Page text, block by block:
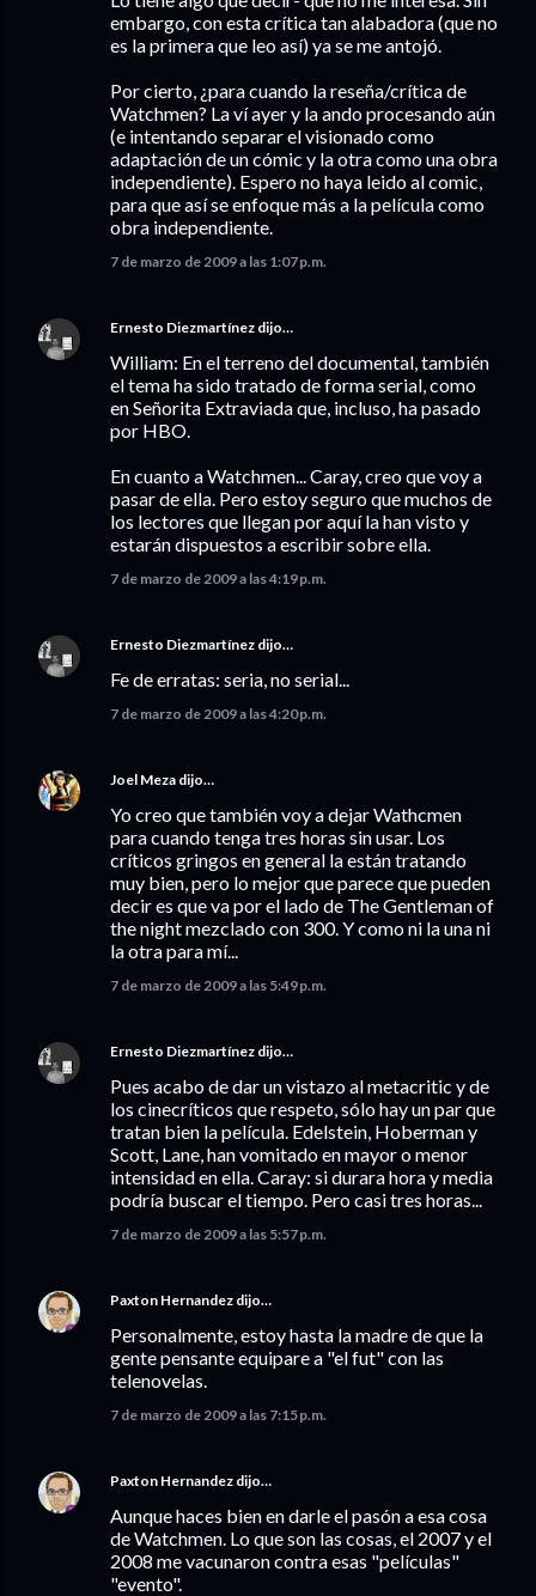
embargo, con esta crítica tan alabadora (que no
es la primera que leo así) ya se me antojó.
Por cierto, ¿para cuando la reseña/crítica de
Watchmen? La ví ayer y la ando procesando aún
(e intentando separar el visionado como
adaptación de un cómic y la otra como una obra
independiente). Espero no haya leido al comic,
para que así se enfoque más a la película como
obra independiente.
7 de marzo de 2009 a las 1:07 p.m.
Ernesto Diezmartínez dijo…
William: En el terreno del documental, también
el tema ha sido tratado de forma serial, como
en Señorita Extraviada que, incluso, ha pasado
por HBO.
En cuanto a Watchmen... Caray, creo que voy a
pasar de ella. Pero estoy seguro que muchos de
los lectores que llegan por aquí la han visto y
estarán dispuestos a escribir sobre ella.
7 de marzo de 2009 a las 4:19 p.m.
Ernesto Diezmartínez dijo…
Fe de erratas: seria, no serial...
7 de marzo de 2009 a las 4:20 p.m.
Joel Meza dijo…
Yo creo que también voy a dejar Wathcmen
para cuando tenga tres horas sin usar. Los
críticos gringos en general la están tratando
muy bien, pero lo mejor que parece que pueden
decir es que va por el lado de The Gentleman of
the night mezclado con 300. Y como ni la una ni
la otra para mí...
7 de marzo de 2009 a las 5:49 p.m.
Ernesto Diezmartínez dijo…
Pues acabo de dar un vistazo al metacritic y de
los cinecríticos que respeto, sólo hay un par que
tratan bien la película. Edelstein, Hoberman y
Scott, Lane, han vomitado en mayor o menor
intensidad en ella. Caray: si durara hora y media
podría buscar el tiempo. Pero casi tres horas...
7 de marzo de 2009 a las 5:57 p.m.
Paxton Hernandez dijo…
Personalmente, estoy hasta la madre de que la
gente pensante equipare a "el fut" con las
telenovelas.
7 de marzo de 2009 a las 7:15 p.m.
Paxton Hernandez dijo…
Aunque haces bien en darle el pasón a esa cosa
de Watchmen. Lo que son las cosas, el 2007 y el
2008 me vacunaron contra esas "películas"
"evento".